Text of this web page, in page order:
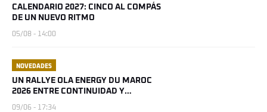
CALENDARIO 2027: CINCO AL COMPÁS
DE UN NUEVO RITMO
05/08 - 14:00
NOVEDADES
UN RALLYE OLA ENERGY DU MAROC
2026 ENTRE CONTINUIDAD Y
09/06 - 17:34